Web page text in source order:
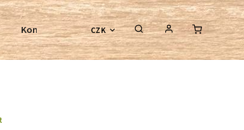
CZK
Kontroly bezkostrových sedel Poradenství